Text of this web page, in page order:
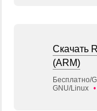
Скачать
(ARM)
Бесплатно/
GNU/Linux •